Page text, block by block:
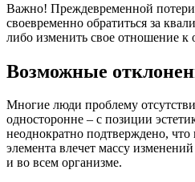
Важно! Преждевременной
своевременно обратиться за
либо изменить свое отношение
Возможные
Многие люди проблему
односторонне – с позиции
неоднократно подтверждено, что
элемента влечет массу
и во всем организме.